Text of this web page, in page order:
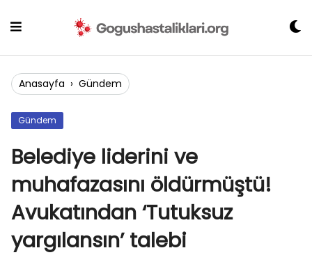
Anasayfa › Gündem
Gündem
Belediye liderini ve
muhafazasını öldürmüştü!
Avukatından ‘Tutuksuz
yargılansın’ talebi